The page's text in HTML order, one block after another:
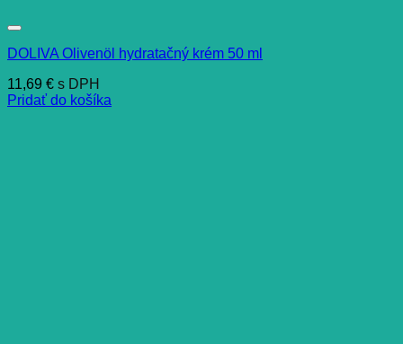
DOLIVA Olivenöl hydratačný krém 50 ml
11,69 € s DPH
Pridať do košíka